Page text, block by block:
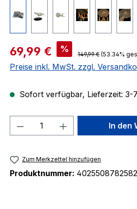
Verkaufspreis:
69,99 € % Regulärer Preis:
149,99 € (53.34%
Preise inkl. MwSt. zzgl.
Sofort verfügbar, Lieferzeit: 3-
Produkt Anzahl: GibIn den
Zum Merkzettel hinzufügen
Produktnummer: